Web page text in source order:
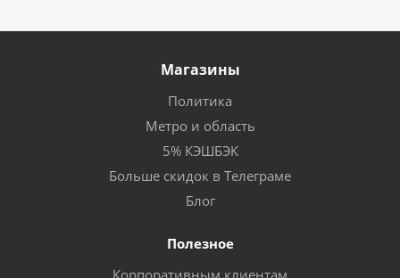
Магазины
Политика
Метро и область
5% КЭШБЭК
Больше скидок в Телеграме
Блог
Полезное
Корпоративным клиентам